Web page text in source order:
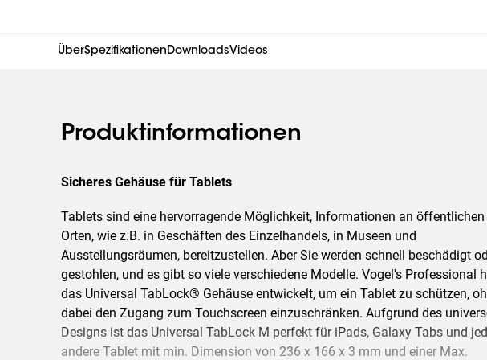
ÜberSpezifikationenDownloadsVideos
Produktinformationen
Sicheres Gehäuse für Tablets
Tablets sind eine hervorragende Möglichkeit, Informationen an öffentlichen
Orten, wie z.B. in Geschäften des Einzelhandels, in Museen und
Ausstellungsräumen, bereitzustellen. Aber Sie werden schnell beschädigt
gestohlen, und es gibt so viele verschiedene Modelle. Vogel's Professional
das Universal TabLock® Gehäuse entwickelt, um ein Tablet zu schützen,
dabei den Zugang zum Touchscreen einzuschränken. Aufgrund des
Designs ist das Universal TabLock M perfekt für iPads, Galaxy Tabs und
andere Tablet mit min. Dimension von 236 x 166 x 3 mm und einer Max.